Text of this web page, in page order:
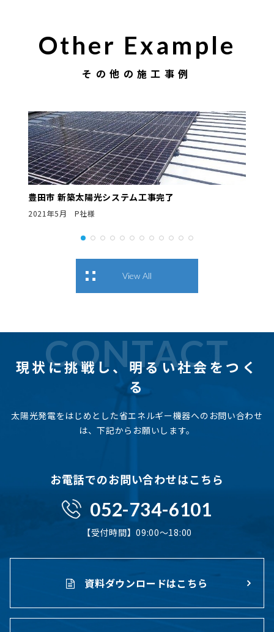
Other Example
その他の施工事例
豊田市 新築太陽光システム工事完了
2021年5月 P社様
View All
CONTACT
現状に挑戦し、明るい社会をつく
る
太陽光発電をはじめとした省エネルギー機器へのお問い合わせ
は、下記からお願いします。
お電話でのお問い合わせはこちら
052-734-6101
【受付時間】09:00〜18:00
資料ダウンロードはこちら